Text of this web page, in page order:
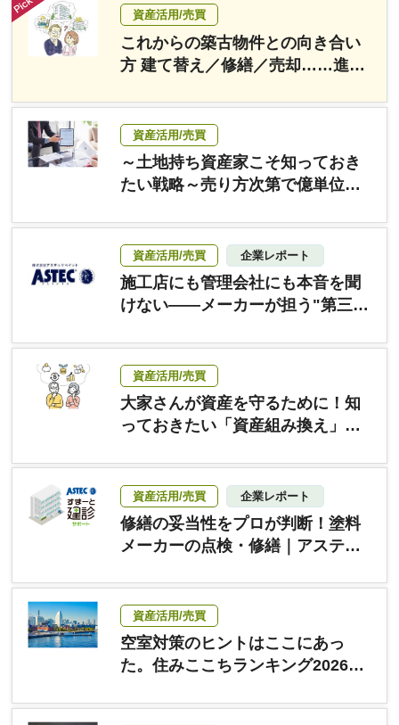
資産活用/売買
これからの築古物件との向き合い
方 建て替え／修繕／売却……進む
資産活用/売買
～土地持ち資産家こそ知っておき
たい戦略～売り方次第で億単位の
資産活用/売買 企業レポート
施工店にも管理会社にも本音を聞
けない――メーカーが担う"第三
資産活用/売買
大家さんが資産を守るために！知
っておきたい「資産組み換え」の
資産活用/売買 企業レポート
修繕の妥当性をプロが判断！塗料
メーカーの点検・修繕｜アステッ
資産活用/売買
空室対策のヒントはここにあっ
た。住みここちランキング2026＜
く